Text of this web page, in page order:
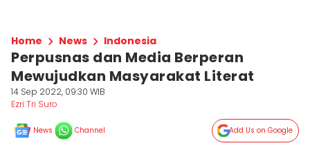
Home News Indonesia
Perpusnas dan Media Berperan
Mewujudkan Masyarakat Literat
14 Sep 2022, 09:30 WIB
Ezri Tri Suro
News Channel Add Us on Google